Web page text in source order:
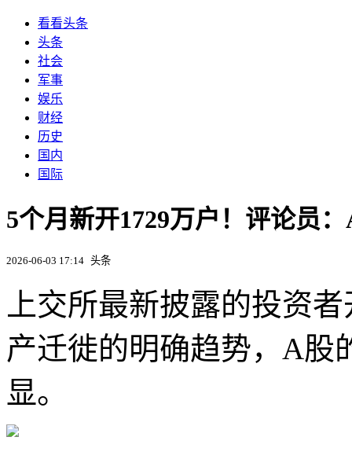
看看头条
头条
社会
军事
娱乐
财经
历史
国内
国际
5个月新开1729万户！评论员
2026-06-03 17:14 头条
上交所最新披露的投资
产迁徙的明确趋势，A股
显。